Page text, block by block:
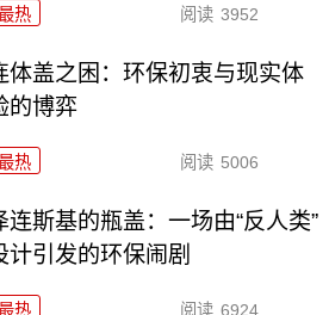
热 阅读 3952
体盖之困：环保初衷与现实体
的博弈
热 阅读 5006
连斯基的瓶盖：一场由“反人类”
计引发的环保闹剧
热 阅读 6924